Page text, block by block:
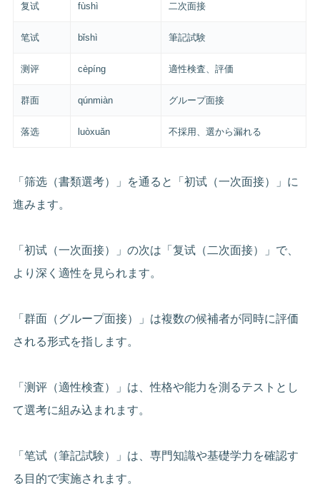
复试 fùshì 二次面接
笔试 bǐshì 筆記試験
测评 cèpíng 適性検査、評価
群面 qúnmiàn グループ面接
落选 luòxuǎn 不採用、選から漏れる
「筛选（書類選考）」を通ると「初试（一次面接）」に
進みます。
「初试（一次面接）」の次は「复试（二次面接）」で、
より深く適性を見られます。
「群面（グループ面接）」は複数の候補者が同時に評価
される形式を指します。
「测评（適性検査）」は、性格や能力を測るテストとし
て選考に組み込まれます。
「笔试（筆記試験）」は、専門知識や基礎学力を確認す
る目的で実施されます。